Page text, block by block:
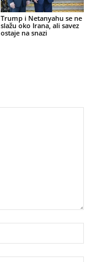
Trump i Netanyahu se ne
slažu oko Irana, ali savez
ostaje na snazi